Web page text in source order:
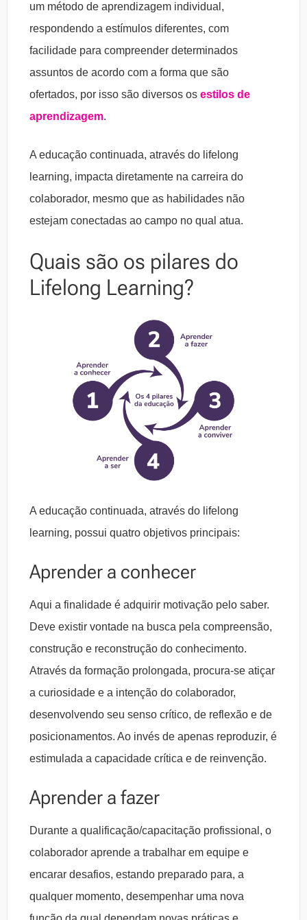
um método de aprendizagem individual,
respondendo a estímulos diferentes, com
facilidade para compreender determinados
assuntos de acordo com a forma que são
ofertados, por isso são diversos os estilos de
aprendizagem.
A educação continuada, através do lifelong
learning, impacta diretamente na carreira do
colaborador, mesmo que as habilidades não
estejam conectadas ao campo no qual atua.
Quais são os pilares do
Lifelong Learning?
A educação continuada, através do lifelong
learning, possui quatro objetivos principais:
Aprender a conhecer
Aqui a finalidade é adquirir motivação pelo saber.
Deve existir vontade na busca pela compreensão,
construção e reconstrução do conhecimento.
Através da formação prolongada, procura-se atiçar
a curiosidade e a intenção do colaborador,
desenvolvendo seu senso crítico, de reflexão e de
posicionamentos. Ao invés de apenas reproduzir, é
estimulada a capacidade crítica e de reinvenção.
Aprender a fazer
Durante a qualificação/capacitação profissional, o
colaborador aprende a trabalhar em equipe e
encarar desafios, estando preparado para, a
qualquer momento, desempenhar uma nova